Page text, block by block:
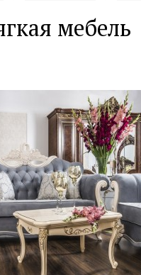
мебель